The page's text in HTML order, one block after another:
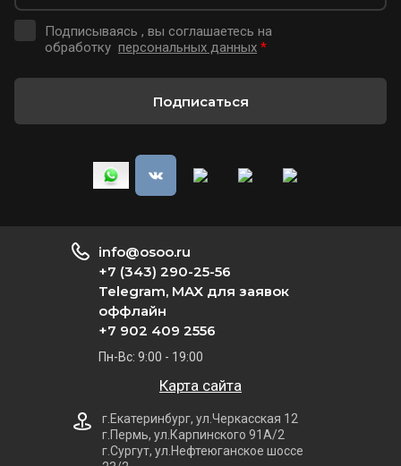
Подписываясь , вы соглашаетесь на
обработку персональных данных *
Подписаться
info@osoo.ru
+7 (343) 290-25-56
Telegram, MAX для заявок
оффлайн
+7 902 409 2556
Пн-Вс: 9:00 - 19:00
Карта сайта
г.Екатеринбург, ул.Черкасская 12
г.Пермь, ул.Карпинского 91А/2
г.Сургут, ул.Нефтеюганское шоссе